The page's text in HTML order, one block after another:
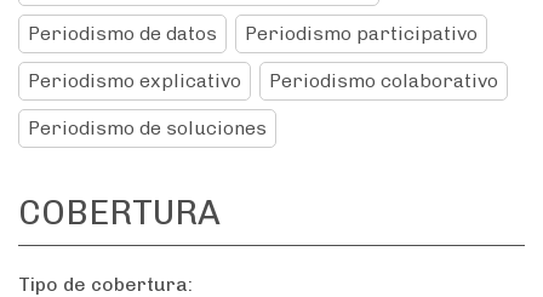
Periodismo de datos Periodismo participativo
Periodismo explicativo Periodismo colaborativo
Periodismo de soluciones
COBERTURA
Tipo de cobertura: